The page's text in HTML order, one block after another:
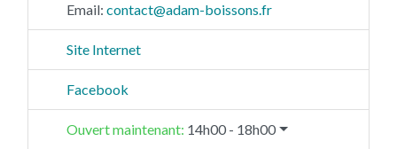
Email: contact@adam-boissons.fr
Site Internet
Facebook
Ouvert maintenant: 14h00 - 18h00